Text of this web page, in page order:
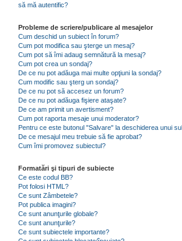
să mă autentific?
Probleme de scriere/publicare al mesajelor
Cum deschid un subiect în forum?
Cum pot modifica sau şterge un mesaj?
Cum pot să îmi adaug semnătură la mesaj?
Cum pot crea un sondaj?
De ce nu pot adăuga mai multe opţiuni la sondaj?
Cum modific sau şterg un sondaj?
De ce nu pot să accesez un forum?
De ce nu pot adăuga fişiere ataşate?
De ce am primit un avertisment?
Cum pot raporta mesaje unui moderator?
Pentru ce este butonul "Salvare" la deschiderea unui
De ce mesajul meu trebuie să fie aprobat?
Cum îmi promovez subiectul?
Formatări şi tipuri de subiecte
Ce este codul BB?
Pot folosi HTML?
Ce sunt Zâmbetele?
Pot publica imagini?
Ce sunt anunţurile globale?
Ce sunt anunţurile?
Ce sunt subiectele importante?